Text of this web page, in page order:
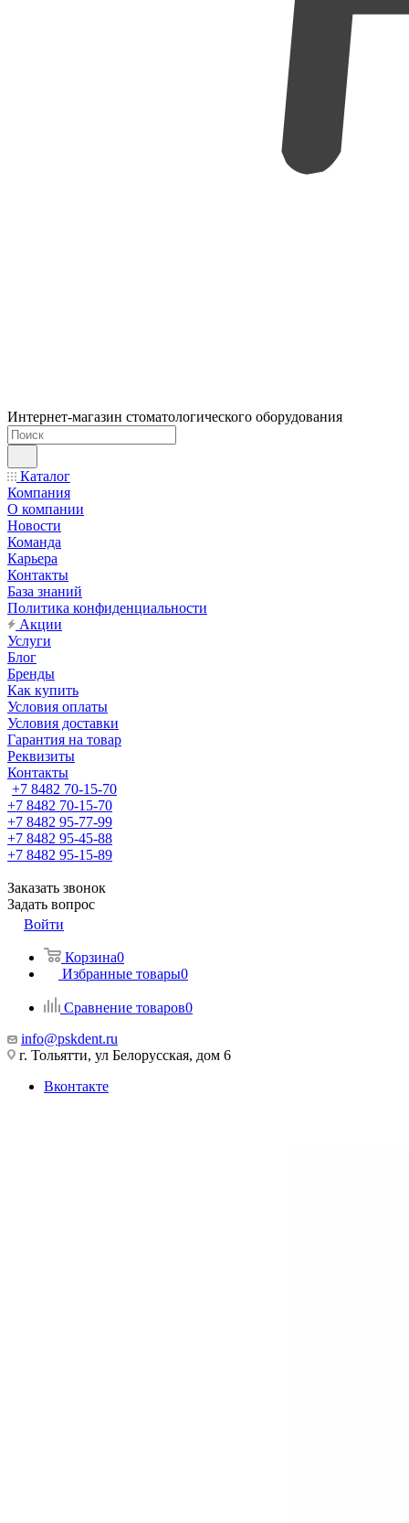
Интернет-магазин стоматологического оборудования
Каталог
Компания
О компании
Новости
Команда
Карьера
Контакты
База знаний
Политика конфиденциальности
Акции
Услуги
Блог
Бренды
Как купить
Условия оплаты
Условия доставки
Гарантия на товар
Реквизиты
Контакты
+7 8482 70-15-70
+7 8482 70-15-70
+7 8482 95-77-99
+7 8482 95-45-88
+7 8482 95-15-89
Заказать звонок
Задать вопрос
Войти
Корзина0
Избранные товары0
Сравнение товаров0
info@pskdent.ru
г. Тольятти, ул Белорусская, дом 6
Вконтакте